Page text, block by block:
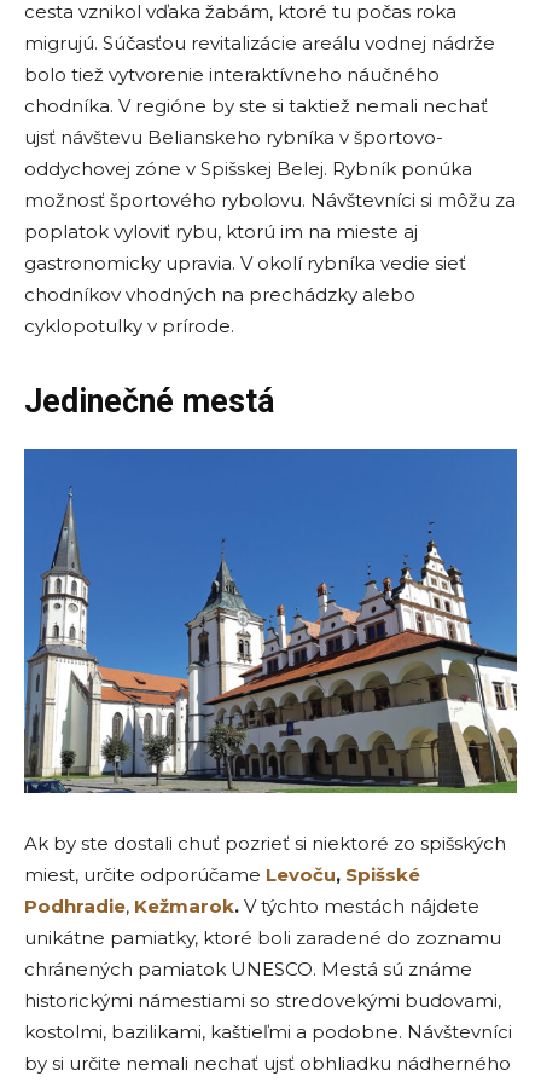
cesta vznikol vďaka žabám, ktoré tu počas roka
migrujú. Súčasťou revitalizácie areálu vodnej nádrže
bolo tiež vytvorenie interaktívneho náučného
chodníka. V regióne by ste si taktiež nemali nechať
ujsť návštevu Belianskeho rybníka v športovo-
oddychovej zóne v Spišskej Belej. Rybník ponúka
možnosť športového rybolovu. Návštevníci si môžu za
poplatok vyloviť rybu, ktorú im na mieste aj
gastronomicky upravia. V okolí rybníka vedie sieť
chodníkov vhodných na prechádzky alebo
cyklopotulky v prírode.
Jedinečné mestá
Ak by ste dostali chuť pozrieť si niektoré zo spišských
miest, určite odporúčame Levoču, Spišské
Podhradie, Kežmarok. V týchto mestách nájdete
unikátne pamiatky, ktoré boli zaradené do zoznamu
chránených pamiatok UNESCO. Mestá sú známe
historickými námestiami so stredovekými budovami,
kostolmi, bazilikami, kaštieľmi a podobne. Návštevníci
by si určite nemali nechať ujsť obhliadku nádherného